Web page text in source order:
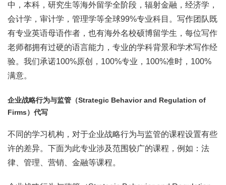
中，本科，研究生等海外留学全阶段，辐射金融，经济学，
会计学，审计学，管理学等全球99%专业科目。写作团队既
有专业英语母语作者，也有海外名校硕博留学生，每位写作
老师都拥有过硬的语言能力，专业的学科背景和学术写作经
验。我们承诺100%原创，100%专业，100%准时，100%
满意。
企业战略行为与监管（Strategic Behavior and Regulation of
Firms）代写
不同的学习机构，对于企业战略行为与监管的课程设置有些
许的差异。下面为此专业涉及范围较广的课程，例如：法
律、管理、营销、金融等课程。